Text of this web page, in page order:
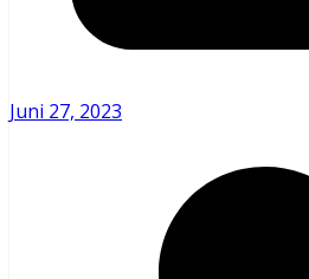
Juni 27, 2023